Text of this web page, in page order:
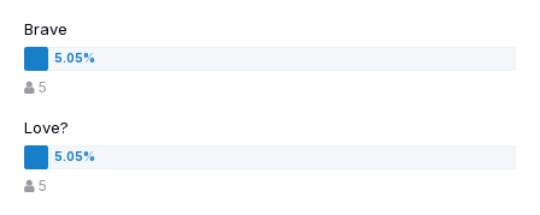
Brave
5
Love?
5